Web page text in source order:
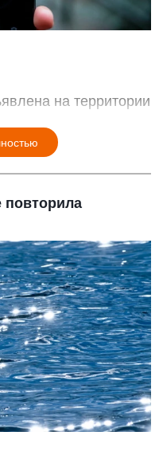
на территории
повторила